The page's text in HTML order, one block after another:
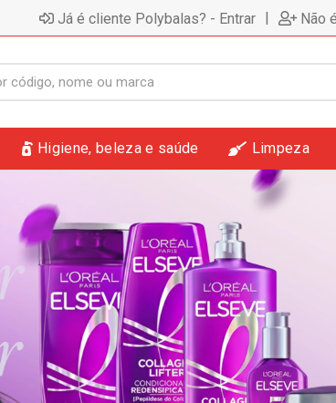
Já é cliente Polybalas? - Entrar | Não
Higiene, beleza e saúde Limpeza